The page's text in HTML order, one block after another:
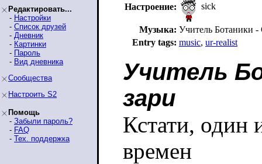
Редактировать...
- Настройки
- Список друзей
- Дневник
- Картинки
- Пароль
- Вид дневника
Сообщества
Настроить S2
Помощь
- Забыли пароль?
- FAQ
- Тех. поддержка
Настроение: sick
Музыка: Учитель Ботаники -
Entry tags: music, ur-realist
Учитель
зари
Кстати, один
времен